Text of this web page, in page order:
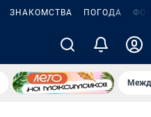
ЗНАКОМСТВА ПОГОДА